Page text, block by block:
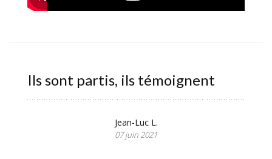
Ils sont partis, ils témoignent
Jean-Luc L.
07 juin 2021